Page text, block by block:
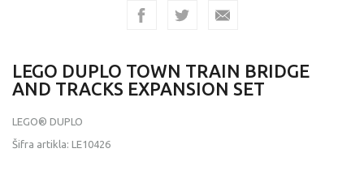
LEGO DUPLO TOWN TRAIN BRIDGE
AND TRACKS EXPANSION SET
LEGO® DUPLO
Šifra artikla: LE10426